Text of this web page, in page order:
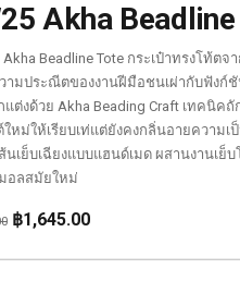
Akha
Akha Beadline Tote กระเป๋าทรงโท้
ามประณีตของงานฝีมือชนเผ่ากับฟังก์ชั
แต่งด้วย Akha Beading Craft เทคนิค
ใหม่ให้เรียบเท่แต่ยังคงกลิ่นอายความ
นเย็บเฉียงแบบแฮนด์เมด ผสานงานเ
อลสมัยใหม่
Original
฿1,645.00Current